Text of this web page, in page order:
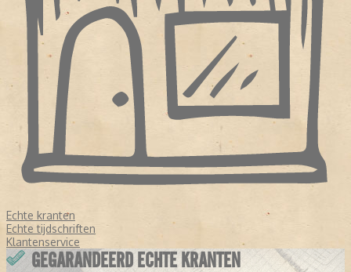
Echte kranten
Echte tijdschriften
Klantenservice
GEGARANDEERD ECHTE KRANTEN